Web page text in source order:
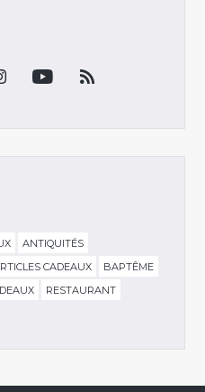
ANTIQUITÉS
CADEAUX
BAPTÊME
RESTAURANT